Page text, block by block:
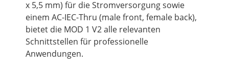
x 5,5 mm) für die Stromversorgung sowie
einem AC-IEC-Thru (male front, female back),
bietet die MOD 1 V2 alle relevanten
Schnittstellen für professionelle
Anwendungen.